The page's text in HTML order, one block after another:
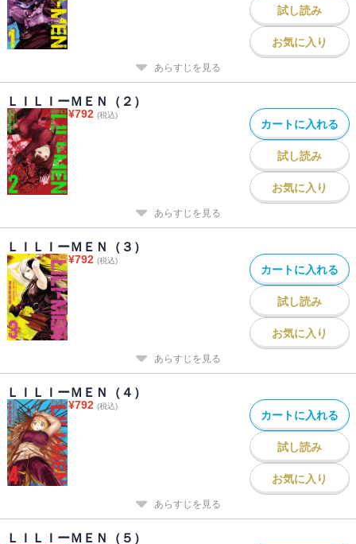
試し読み
お気に入り
あらすじを見る
ＬＩＬＩーＭＥＮ（２）
¥792 (税込)
カートに入れる
試し読み
お気に入り
あらすじを見る
ＬＩＬＩーＭＥＮ（３）
¥792 (税込)
カートに入れる
試し読み
お気に入り
あらすじを見る
ＬＩＬＩーＭＥＮ（４）
¥792 (税込)
カートに入れる
試し読み
お気に入り
あらすじを見る
ＬＩＬＩーＭＥＮ（５）